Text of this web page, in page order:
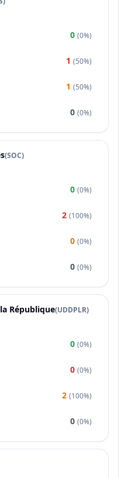
0 (0%)
1 (50%)
1 (50%)
0 (0%)
(SOC)
0 (0%)
2 (100%)
0 (0%)
0 (0%)
République(UDDPLR)
0 (0%)
0 (0%)
2 (100%)
0 (0%)